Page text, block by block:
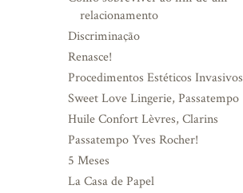
relacionamento
Discriminação
Renasce!
Procedimentos Estéticos Invasivos
Sweet Love Lingerie, Passatempo
Huile Confort Lèvres, Clarins
Passatempo Yves Rocher!
5 Meses
La Casa de Papel